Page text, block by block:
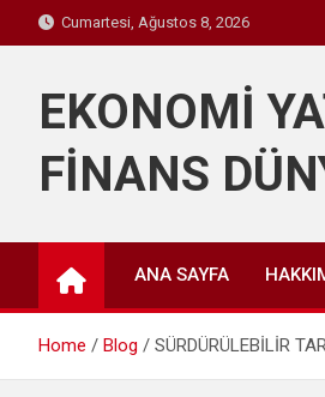
to
Cumartesi, Ağustos 8, 2026
EKONOMİ
FİNANS
ANA SAYFA
Home Blog SÜRDÜRÜLEBİLİR